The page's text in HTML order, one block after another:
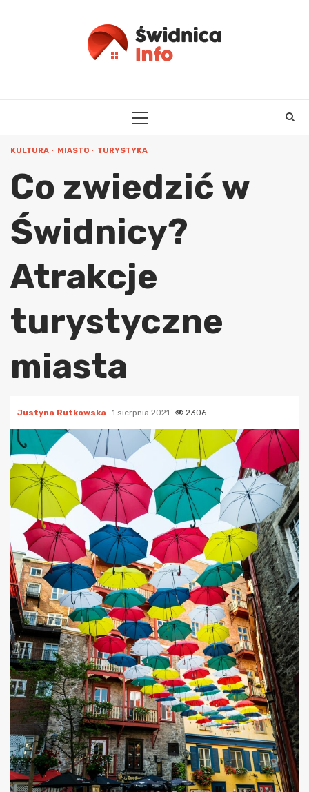
PRIMARY
KULTURA MIASTO TURYSTYKA
Co zwiedzić w
Świdnicy?
Atrakcje
turystyczne
miasta
Justyna Rutkowska 1 sierpnia 2021 2306